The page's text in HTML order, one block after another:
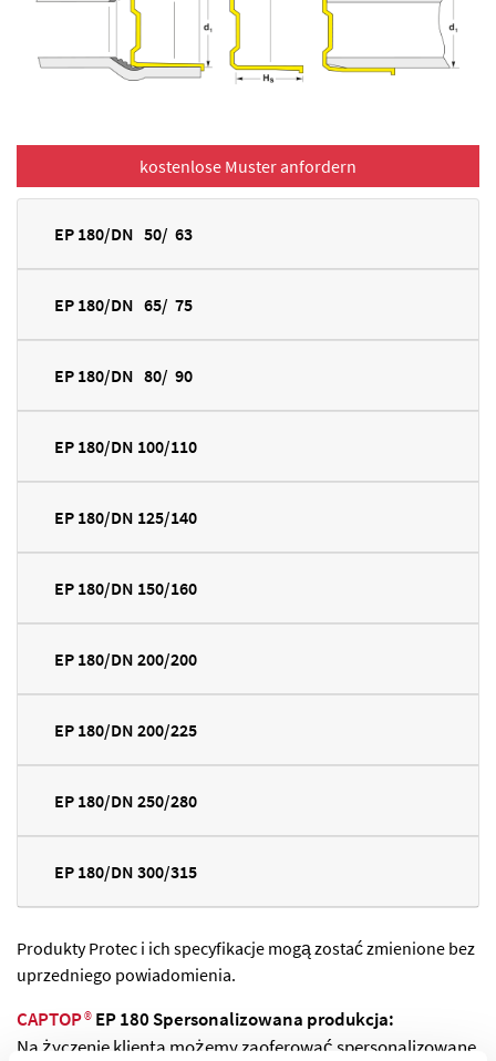
EP 180/DN 50/ 63
EP 180/DN 65/ 75
EP 180/DN 80/ 90
EP 180/DN 100/110
EP 180/DN 125/140
EP 180/DN 150/160
EP 180/DN 200/200
EP 180/DN 200/225
EP 180/DN 250/280
EP 180/DN 300/315
Produkty Protec i ich specyfikacje mogą zostać zmienione bez
uprzedniego powiadomienia.
CAPTOP®EP 180 Spersonalizowana produkcja:
Na życzenie klienta możemy zaoferować spersonalizowane